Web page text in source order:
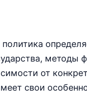
методы
от
свои